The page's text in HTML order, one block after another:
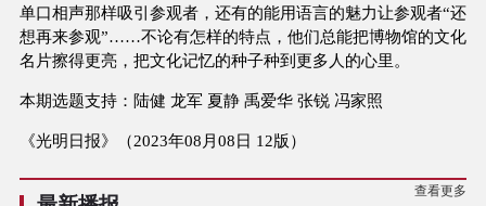
单口相声那样吸引参观者，还有的能用语言的魅力让参观者“还
想再来参观”……不论有怎样的特点，他们总能把博物馆的文化
名片擦得更亮，把文化记忆的种子种到更多人的心里。
本期选题支持：陆健 龙军 夏静 禹爱华 张锐 冯家照
《光明日报》（2023年08月08日 12版）
查看更多